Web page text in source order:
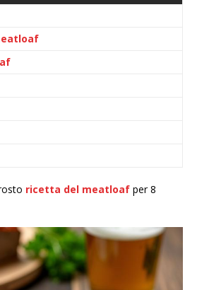
ricetta del meatloaf per 8